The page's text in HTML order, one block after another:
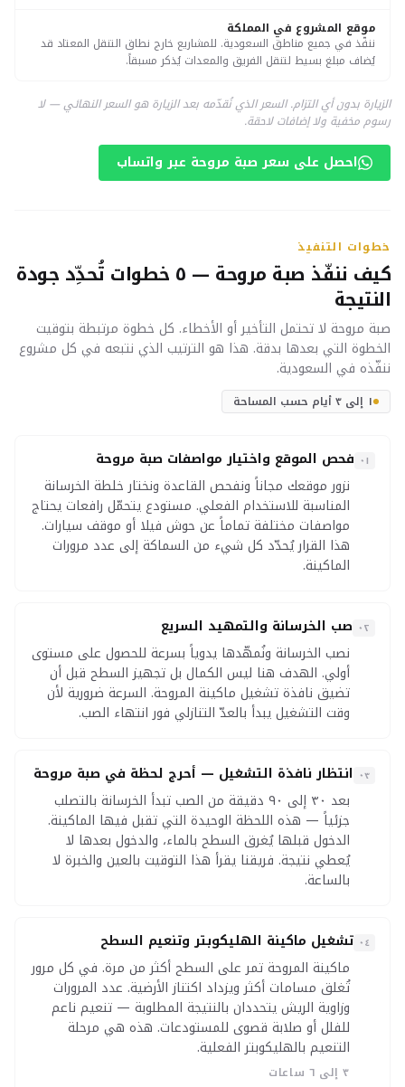
موقع المشروع في المملكة
ننفّذ في جميع مناطق السعودية. للمشاريع خارج نطاق التنقل المعتاد قد
يُضاف مبلغ بسيط لتنقل الفريق والمعدات يُذكر مسبقاً.
الزيارة بدون أي التزام. السعر الذي نُقدّمه بعد الزيارة هو السعر النهائي — لا
رسوم مخفية ولا إضافات لاحقة.
احصل على سعر صبة مروحة عبر واتساب
خطوات التنفيذ
كيف ننفّذ صبة مروحة — ٥ خطوات تُحدِّد جودة
النتيجة
صبة مروحة لا تحتمل التأخير أو الأخطاء. كل خطوة مرتبطة بتوقيت
الخطوة التي بعدها بدقة. هذا هو الترتيب الذي نتبعه في كل مشروع
ننفّذه في السعودية.
١ إلى ٣ أيام حسب المساحة
٠١ فحص الموقع واختيار مواصفات صبة مروحة
نزور موقعك مجاناً ونفحص القاعدة ونختار خلطة الخرسانة
المناسبة للاستخدام الفعلي. مستودع يتحمّل رافعات يحتاج
مواصفات مختلفة تماماً عن حوش فيلا أو موقف سيارات.
هذا القرار يُحدّد كل شيء من السماكة إلى عدد مرورات
الماكينة.
٠٢ صب الخرسانة والتمهيد السريع
نصب الخرسانة ونُمهّدها يدوياً بسرعة للحصول على مستوى
أولي. الهدف هنا ليس الكمال بل تجهيز السطح قبل أن
تضيق نافذة تشغيل ماكينة المروحة. السرعة ضرورية لأن
وقت التشغيل يبدأ بالعدّ التنازلي فور انتهاء الصب.
٠٣ انتظار نافذة التشغيل — أحرج لحظة في صبة مروحة
بعد ٣٠ إلى ٩٠ دقيقة من الصب تبدأ الخرسانة بالتصلب
جزئياً — هذه اللحظة الوحيدة التي تقبل فيها الماكينة.
الدخول قبلها يُغرق السطح بالماء، والدخول بعدها لا
يُعطي نتيجة. فريقنا يقرأ هذا التوقيت بالعين والخبرة لا
بالساعة.
٠٤ تشغيل ماكينة الهليكوبتر وتنعيم السطح
ماكينة المروحة تمر على السطح أكثر من مرة. في كل مرور
تُغلق مسامات أكثر ويزداد اكتناز الأرضية. عدد المرورات
وزاوية الريش يتحددان بالنتيجة المطلوبة — تنعيم ناعم
للفلل أو صلابة قصوى للمستودعات. هذه هي مرحلة
التنعيم بالهليكوبتر الفعلية.
٣ إلى ٦ ساعات